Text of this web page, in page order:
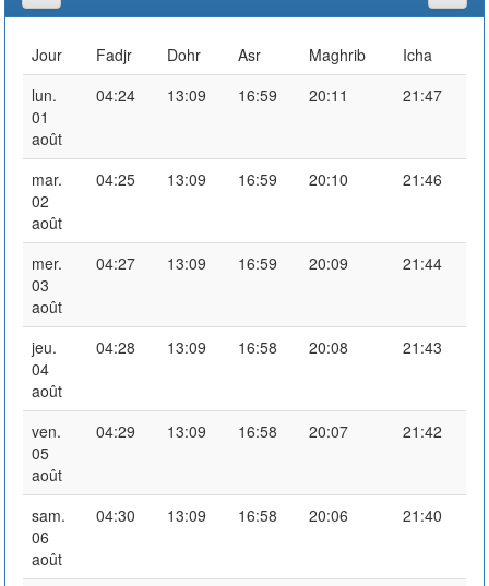
Jour Fadjr Dohr Asr Maghrib
Icha
lun.
01
août
04:24 13:09 16:59 20:11 21:47
mar.
02
août
04:25 13:09 16:59 20:10 21:46
mer.
03
août
04:27 13:09 16:59 20:09 21:44
jeu.
04
août
04:28 13:09 16:58 20:08 21:43
ven.
05
août
04:29 13:09 16:58 20:07 21:42
sam.
06
août
04:30 13:09 16:58 20:06 21:40